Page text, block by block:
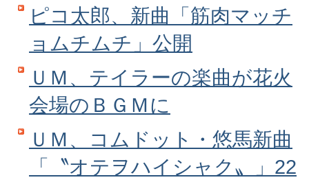
ピコ太郎、新曲「筋肉マッチ
ョムチムチ」公開
ＵＭ、テイラーの楽曲が花火
会場のＢＧＭに
ＵＭ、コムドット・悠馬新曲
「〝オテヲハイシャク〟」22